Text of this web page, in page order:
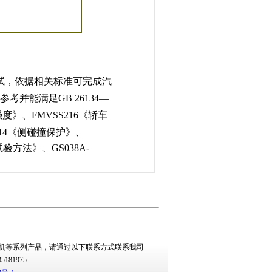
，依据相关标准可完成汽
考并能满足GB 26134—
》、 FMVSS216 《轿车
《侧碰撞保护》、
方法》、 GS038A-
等系列产品，请通过以下联系方式联系我司
85181975